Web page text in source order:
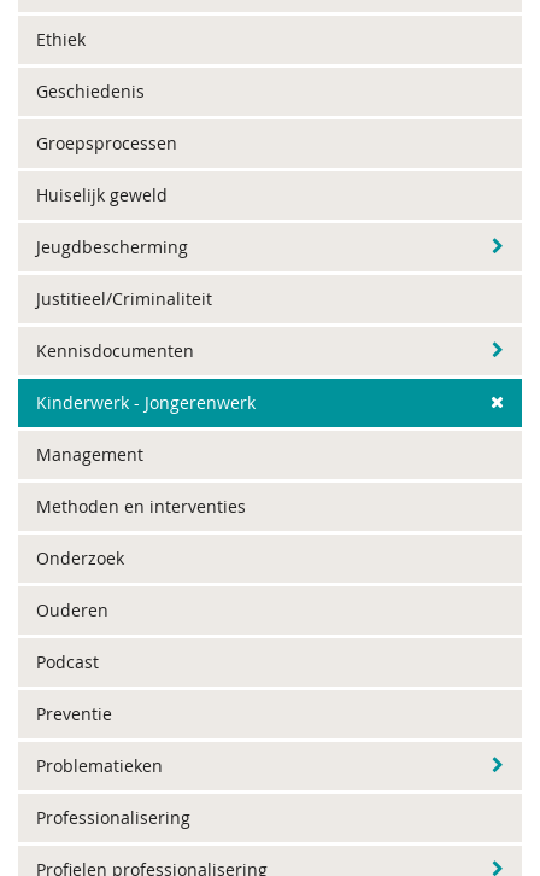
Ethiek
Geschiedenis
Groepsprocessen
Huiselijk geweld
Jeugdbescherming
Justitieel/Criminaliteit
Kennisdocumenten
Kinderwerk - Jongerenwerk
Management
Methoden en interventies
Onderzoek
Ouderen
Podcast
Preventie
Problematieken
Professionalisering
Profielen professionalisering